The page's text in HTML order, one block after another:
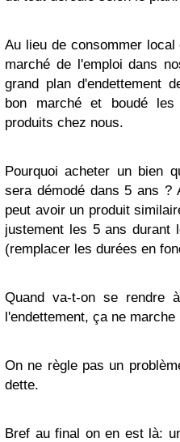
Au lieu de consommer
marché de l'emploi dans
grand plan d'endettement
bon marché et boudé
produits chez nous.
Pourquoi acheter un bien
sera démodé dans 5 ans ?
peut avoir un produit
justement les 5 ans durant
(remplacer les durées en
Quand va-t-on se rendre
l'endettement, ça ne marche
On ne règle pas un
dette.
Bref au final on en est là: